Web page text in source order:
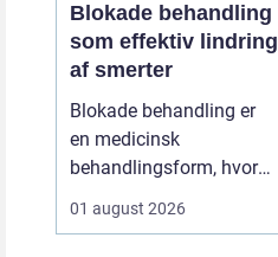
Blokade behandling
som effektiv lindring
af smerter
Blokade behandling er
en medicinsk
behandlingsform, hvor
målrettet indsprøjtning
01 august 2026